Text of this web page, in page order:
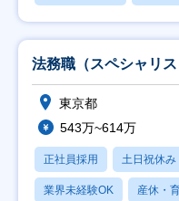
法務職（スペシャリス
東京都
543万~614万
正社員採用 土日祝休み
業界未経験OK 産休・